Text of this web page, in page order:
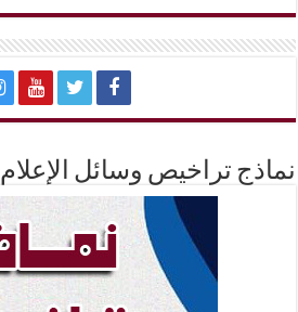
نماذج تراخيص وسائل الإعلام